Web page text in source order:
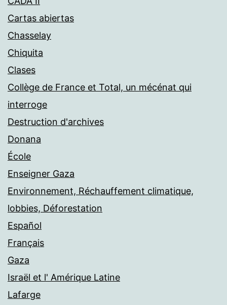
Cartas abiertas
Chasselay
Chiquita
Clases
Collège de France et Total, un mécénat qui
interroge
Destruction d'archives
Donana
École
Enseigner Gaza
Environnement, Réchauffement climatique,
lobbies, Déforestation
Español
Français
Gaza
Israël et l' Amérique Latine
Lafarge